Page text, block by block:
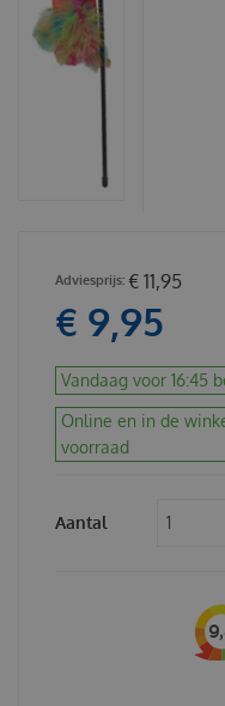
€ 11,95
€ 9,95
Vandaag voor 16:45
Online en in de
voorraad
Aantal